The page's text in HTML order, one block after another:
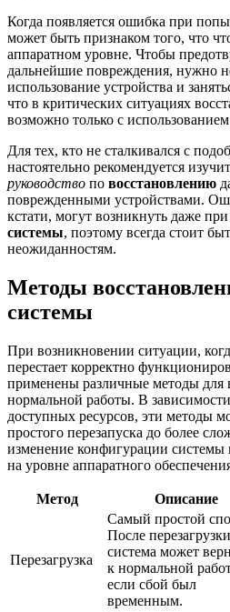
Когда появляется ошибка при
может быть признаком того, что
аппаратном уровне. Чтобы
дальнейшие повреждения, нужно
использование устройства и
что в критических ситуациях
возможно только с
Для тех, кто не сталкивался с
настоятельно рекомендуется
руководство по восстановлению
поврежденными устройствами.
кстати, могут возникнуть даже
системы, поэтому всегда стоит
неожиданностям.
Методы
системы
При возникновении ситуации,
перестает корректно
применены различные методы для
нормальной работы. В
доступных ресурсов, эти методы
простого перезапуска до более
изменение конфигурации
на уровне аппаратного
Метод Описание
Перезагрузка
Самый простой
После перезагрузки
система может
к нормальной
если сбой был
временным.